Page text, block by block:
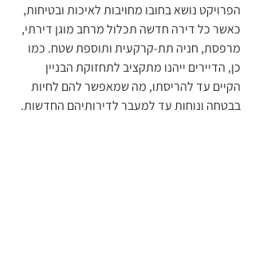
הפרויקט נושא בחובו מחויבות לאיכות ובטיחות,
כאשר כל דירה חדשה תכלול מרחב מוגן דירתי,
מרפסת, חניה תת-קרקעית ותוספת שטח. כמו
כן, הדיירים ייהנו מתקציב לתחזוקת הבניין
הקיים עד להריסתו, מה שמאפשר להם לחיות
בבטחה ונוחות עד למעבר לדירותיהם החדשות.